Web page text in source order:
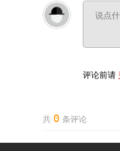
评论前请
共 0 条评论